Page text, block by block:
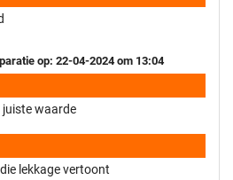
op: 22-04-2024 om 13:04
waarde
lekkage vertoont